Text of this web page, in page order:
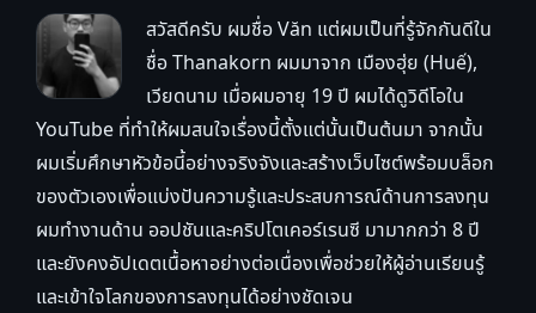
สวัสดีครับ ผมชื่อ Văn แต่ผมเป็นที่รู้จักกันดีใน
ชื่อ Thanakorn ผมมาจาก เมืองฮุ่ย (Huế),
เวียดนาม เมื่อผมอายุ 19 ปี ผมได้ดูวิดีโอใน
YouTube ที่ทำให้ผมสนใจเรื่องนี้ตั้งแต่นั้นเป็นต้นมา จากนั้น
ผมเริ่มศึกษาหัวข้อนี้อย่างจริงจังและสร้างเว็บไซต์พร้อมบล็อก
ของตัวเองเพื่อแบ่งปันความรู้และประสบการณ์ด้านการลงทุน
ผมทำงานด้าน ออปชันและคริปโตเคอร์เรนซี มามากกว่า 8 ปี
และยังคงอัปเดตเนื้อหาอย่างต่อเนื่องเพื่อช่วยให้ผู้อ่านเรียนรู้
และเข้าใจโลกของการลงทุนได้อย่างชัดเจน